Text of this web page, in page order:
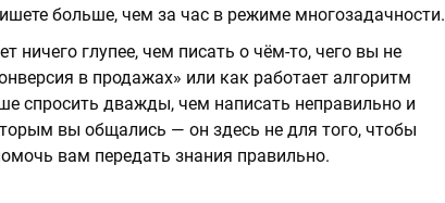
больше, чем за час в режиме многозадачности.
ничего глупее, чем писать о чём-то, чего вы не
в продажах» или как работает алгоритм
спросить дважды, чем написать неправильно и
вы общались — он здесь не для того, чтобы
вам передать знания правильно.